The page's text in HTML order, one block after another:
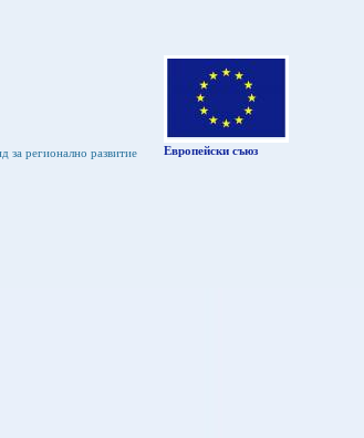
за регионално развитие Европейски съюз